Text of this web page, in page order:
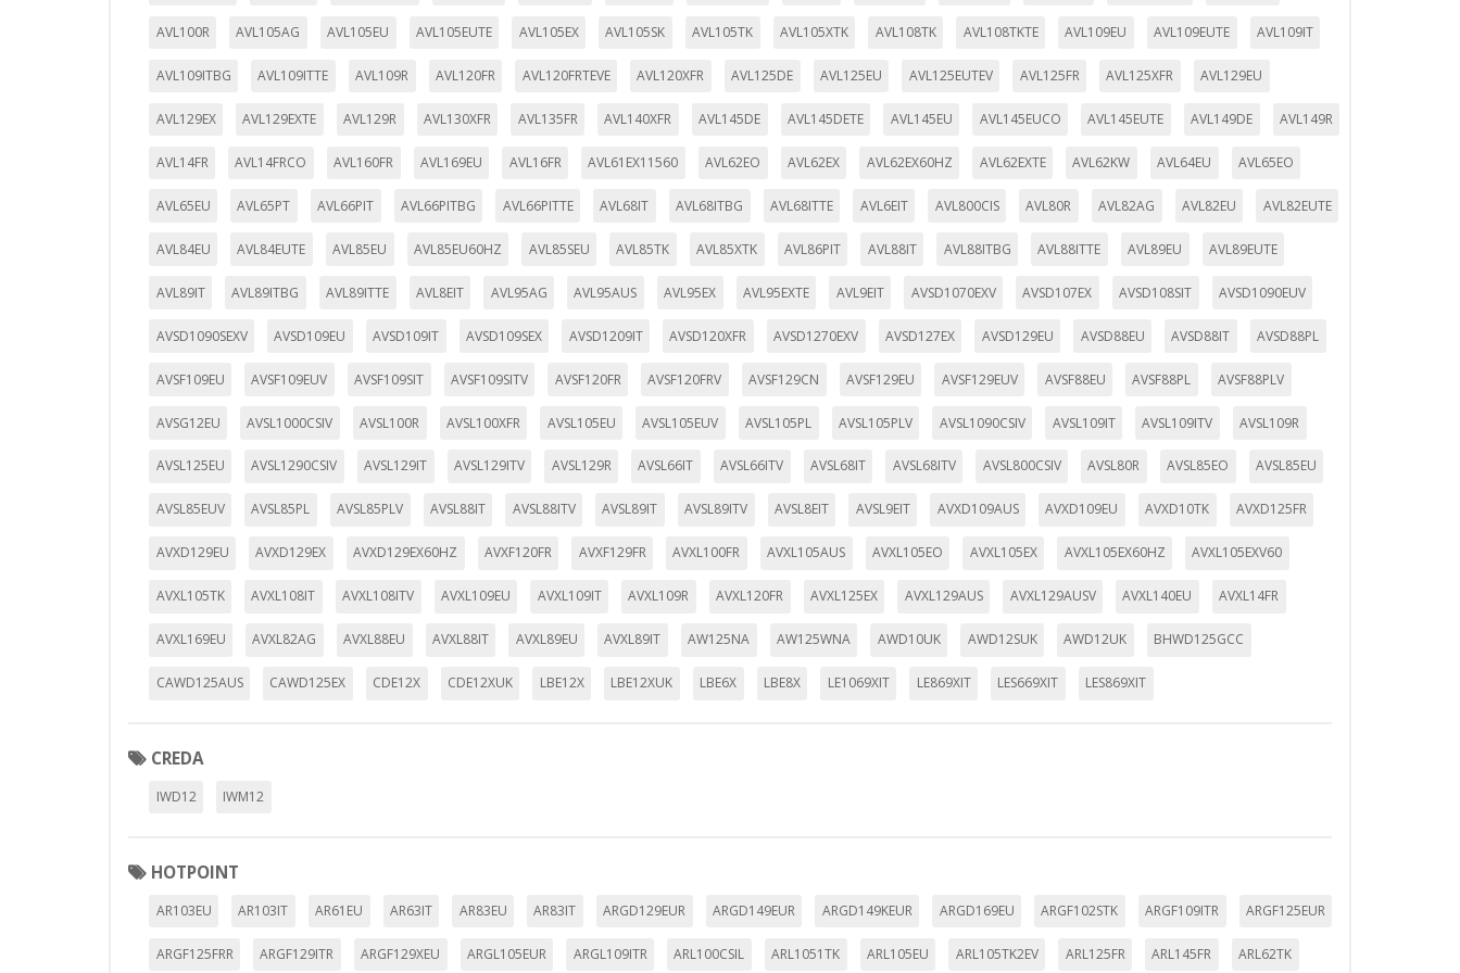
AVL100R AVL105AG AVL105EU AVL105EUTE AVL105EX AVL105SK AVL105TK AVL105XTK AVL108TK AVL108TKTE AVL109EU AVL109EUTE AVL109IT
AVL109ITBG AVL109ITTE AVL109R AVL120FR AVL120FRTEVE AVL120XFR AVL125DE AVL125EU AVL125EUTEV AVL125FR AVL125XFR AVL129EU
AVL129EX AVL129EXTE AVL129R AVL130XFR AVL135FR AVL140XFR AVL145DE AVL145DETE AVL145EU AVL145EUCO AVL145EUTE AVL149DE AVL149R
AVL14FR AVL14FRCO AVL160FR AVL169EU AVL16FR AVL61EX11560 AVL62EO AVL62EX AVL62EX60HZ AVL62EXTE AVL62KW AVL64EU AVL65EO
AVL65EU AVL65PT AVL66PIT AVL66PITBG AVL66PITTE AVL68IT AVL68ITBG AVL68ITTE AVL6EIT AVL800CIS AVL80R AVL82AG AVL82EU AVL82EUTE
AVL84EU AVL84EUTE AVL85EU AVL85EU60HZ AVL85SEU AVL85TK AVL85XTK AVL86PIT AVL88IT AVL88ITBG AVL88ITTE AVL89EU AVL89EUTE
AVL89IT AVL89ITBG AVL89ITTE AVL8EIT AVL95AG AVL95AUS AVL95EX AVL95EXTE AVL9EIT AVSD1070EXV AVSD107EX AVSD108SIT AVSD1090EUV
AVSD1090SEXV AVSD109EU AVSD109IT AVSD109SEX AVSD1209IT AVSD120XFR AVSD1270EXV AVSD127EX AVSD129EU AVSD88EU AVSD88IT AVSD88PL
AVSF109EU AVSF109EUV AVSF109SIT AVSF109SITV AVSF120FR AVSF120FRV AVSF129CN AVSF129EU AVSF129EUV AVSF88EU AVSF88PL AVSF88PLV
AVSG12EU AVSL1000CSIV AVSL100R AVSL100XFR AVSL105EU AVSL105EUV AVSL105PL AVSL105PLV AVSL1090CSIV AVSL109IT AVSL109ITV AVSL109R
AVSL125EU AVSL1290CSIV AVSL129IT AVSL129ITV AVSL129R AVSL66IT AVSL66ITV AVSL68IT AVSL68ITV AVSL800CSIV AVSL80R AVSL85EO AVSL85EU
AVSL85EUV AVSL85PL AVSL85PLV AVSL88IT AVSL88ITV AVSL89IT AVSL89ITV AVSL8EIT AVSL9EIT AVXD109AUS AVXD109EU AVXD10TK AVXD125FR
AVXD129EU AVXD129EX AVXD129EX60HZ AVXF120FR AVXF129FR AVXL100FR AVXL105AUS AVXL105EO AVXL105EX AVXL105EX60HZ AVXL105EXV60
AVXL105TK AVXL108IT AVXL108ITV AVXL109EU AVXL109IT AVXL109R AVXL120FR AVXL125EX AVXL129AUS AVXL129AUSV AVXL140EU AVXL14FR
AVXL169EU AVXL82AG AVXL88EU AVXL88IT AVXL89EU AVXL89IT AW125NA AW125WNA AWD10UK AWD12SUK AWD12UK BHWD125GCC
CAWD125AUS CAWD125EX CDE12X CDE12XUK LBE12X LBE12XUK LBE6X LBE8X LE1069XIT LE869XIT LES669XIT LES869XIT
CREDA
IWD12 IWM12
HOTPOINT
AR103EU AR103IT AR61EU AR63IT AR83EU AR83IT ARGD129EUR ARGD149EUR ARGD149KEUR ARGD169EU ARGF102STK ARGF109ITR ARGF125EUR
ARGF125FRR ARGF129ITR ARGF129XEU ARGL105EUR ARGL109ITR ARL100CSIL ARL1051TK ARL105EU ARL105TK2EV ARL125FR ARL145FR ARL62TK